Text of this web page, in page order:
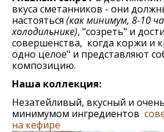
вкуса сметанников - они
настояться (как минимум, 8-10
холодильнике), "созреть" и
совершенства, когда коржи и
одно целое" и представляют
композицию.
Наша коллекция:
Незатейливый, вкусный и
минимумом ингредиентов
на кефире